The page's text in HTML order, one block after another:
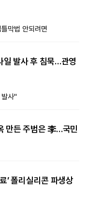
막법 안되려면
일 발사 후 침묵…관영
사"
만든 주범은 李…국민
’ 폴리실리콘 파생상